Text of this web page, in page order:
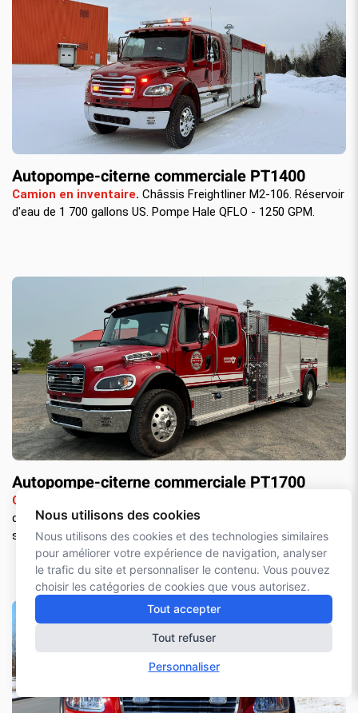
Autopompe-citerne commerciale PT1400
Camion en inventaire. Châssis Freightliner M2-106. Réservoir
d'eau de 1 700 gallons US. Pompe Hale QFLO - 1250 GPM.
Autopompe-citerne commerciale PT1700
Camion en inventaire.
d'eau de 1 700 gallons US. Pompe Waterous, moteur DD8 et
système de mousse Husky 3.
Nous utilisons des cookies
Nous utilisons des cookies et des technologies similaires
pour améliorer votre expérience de navigation, analyser
le trafic du site et personnaliser le contenu. Vous pouvez
choisir les catégories de cookies que vous autorisez.
Tout accepter
Tout refuser
Personnaliser